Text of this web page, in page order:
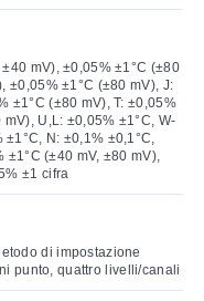
mV), ±0,05% ±1°C (±80
±0,05% ±1°C (±80 mV), J:
±1°C (±80 mV), T: ±0,05%
U,L: ±0,05% ±1°C, W-
N: ±0,1% ±0,1°C,
±1°C (±40 mV, ±80 mV),
±1 cifra
di impostazione
punto, quattro livelli/canali